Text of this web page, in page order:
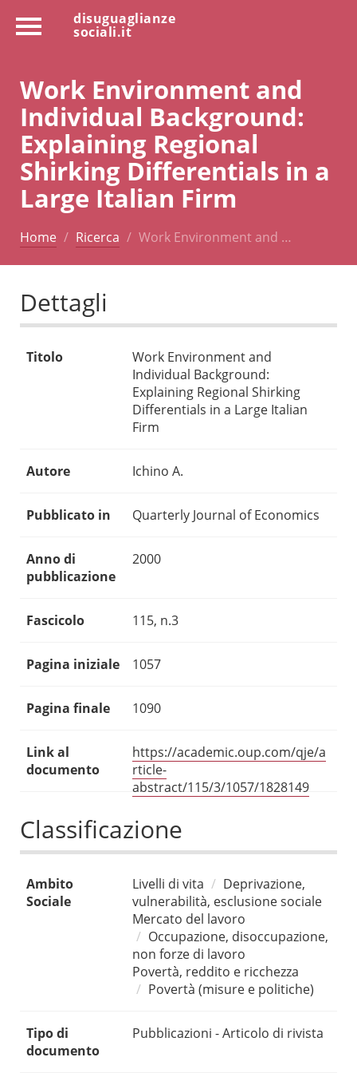
disuguaglianze
sociali.it
Work Environment and
Individual Background:
Explaining Regional
Shirking Differentials in a
Large Italian Firm
Home Ricerca Work Environment and …
Dettagli
Titolo
Work Environment and
Individual Background:
Explaining Regional Shirking
Differentials in a Large Italian
Firm
Autore Ichino A.
Pubblicato in Quarterly Journal of Economics
Anno di
pubblicazione
2000
Fascicolo 115, n.3
Pagina iniziale 1057
Pagina finale 1090
Link al
documento
https://academic.oup.com/qje/a
rticle-
abstract/115/3/1057/1828149
Classificazione
Ambito
Sociale
Livelli di vita
Deprivazione,
vulnerabilità, esclusione sociale
Mercato del lavoro
Occupazione, disoccupazione,
non forze di lavoro
Povertà, reddito e ricchezza
Povertà (misure e politiche)
Tipo di
documento
Pubblicazioni - Articolo di rivista